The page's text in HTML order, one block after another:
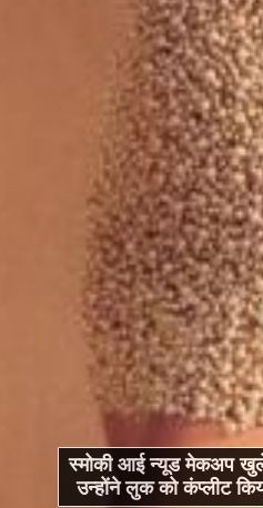
स्मोकी आई न्यूड मेकअप
उन्होंने लुक को कंप्लीट